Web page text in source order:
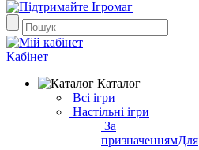
Кабінет
Каталог
Всі ігри
Настільні ігри
За
призначеннямДля